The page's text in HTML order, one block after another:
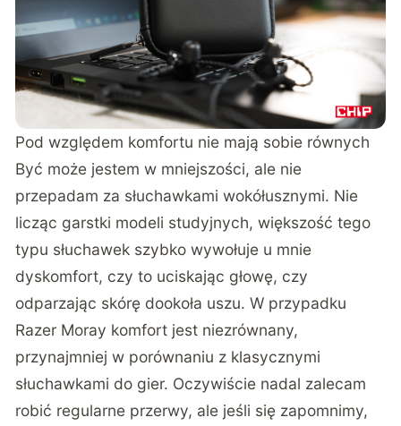
Pod względem komfortu nie mają sobie równych
Być może jestem w mniejszości, ale nie
przepadam za słuchawkami wokółusznymi. Nie
licząc garstki modeli studyjnych, większość tego
typu słuchawek szybko wywołuje u mnie
dyskomfort, czy to uciskając głowę, czy
odparzając skórę dookoła uszu. W przypadku
Razer Moray komfort jest niezrównany,
przynajmniej w porównaniu z klasycznymi
słuchawkami do gier. Oczywiście nadal zalecam
robić regularne przerwy, ale jeśli się zapomnimy,